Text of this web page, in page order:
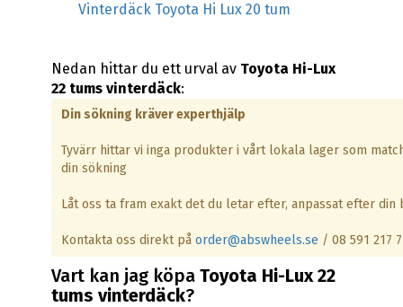
Vinterdäck Toyota Hi Lux 20 tum
Nedan hittar du ett urval av Toyota Hi-Lux
22 tums vinterdäck:
Din sökning kräver experthjälp
Tyvärr hittar vi inga produkter i vårt lokala lager som
din sökning
Låt oss ta fram exakt det du letar efter, anpassat efter din
Kontakta oss direkt på order@abswheels.se / 08 591 217
Vart kan jag köpa Toyota Hi-Lux 22
tums vinterdäck?